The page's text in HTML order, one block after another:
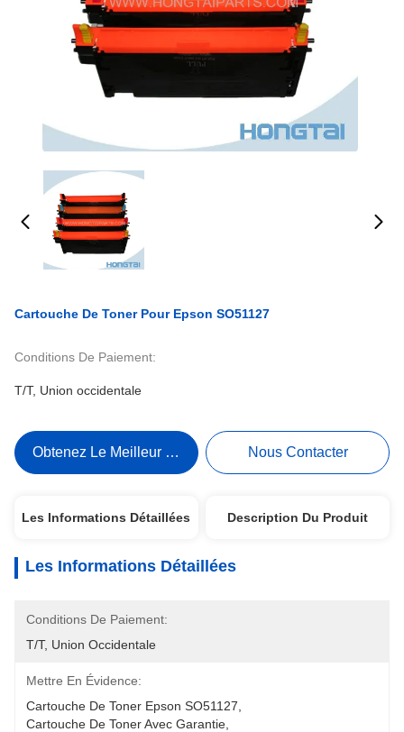
Cartouche De Toner Pour Epson SO51127
Conditions De Paiement:
T/T, Union occidentale
Obtenez Le Meilleur Prix Nous Contacter
Les Informations Détaillées Description Du Produit
Les Informations Détaillées
Conditions De Paiement:
T/T, Union Occidentale
Mettre En Évidence:
Cartouche De Toner Epson SO51127
Cartouche De Toner Avec Garantie